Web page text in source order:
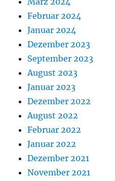
Februar 2024
Januar 2024
Dezember 2023
September 2023
August 2023
Januar 2023
Dezember 2022
August 2022
Februar 2022
Januar 2022
Dezember 2021
November 2021